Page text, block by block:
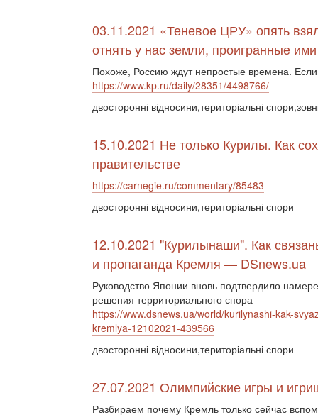
03.11.2021 «Теневое ЦРУ» опять
отнять у нас земли, проигранные
Похоже, Россию ждут непростые времена.
https://www.kp.ru/daily/28351/4498766/
двосторонні відносини,територіальні
15.10.2021 Не только Курилы. Как
правительстве
https://carnegie.ru/commentary/85483
двосторонні відносини,територіальні спори
12.10.2021 "Курилынаши". Как
и пропаганда Кремля — DSnews.ua
Руководство Японии вновь подтвердило
решения территориального спора
https://www.dsnews.ua/world/kurilynashi-kak-
kremlya-12102021-439566
двосторонні відносини,територіальні спори
27.07.2021 Олимпийские игры и
Разбираем почему Кремль только сейчас